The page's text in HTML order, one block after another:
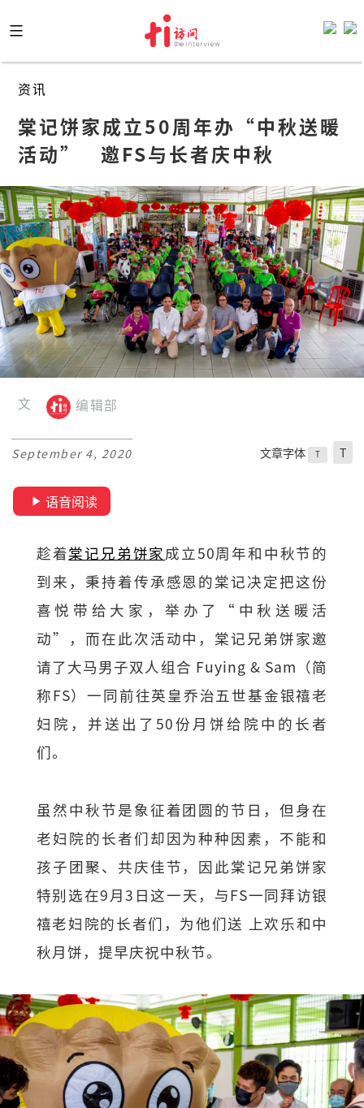
to
content
资讯
棠记饼家成立50周年办“中秋送暖
活动”   邀FS与长者庆中秋
文 编辑部
September 4, 2020 文章字体 T T
语音阅读
趁着棠记兄弟饼家成立50周年和中秋节的
到来，秉持着传承感恩的棠记决定把这份
喜悦带给大家，举办了“中秋送暖活
动”，而在此次活动中，棠记兄弟饼家邀
请了大马男子双人组合 Fuying & Sam（简
称FS）一同前往英皇乔治五世基金银禧老
妇院，并送出了50份月饼给院中的长者
们。
虽然中秋节是象征着团圆的节日，但身在
老妇院的长者们却因为种种因素，不能和
孩子团聚、共庆佳节，因此棠记兄弟饼家
特别选在9月3日这一天，与FS一同拜访银
禧老妇院的长者们，为他们送 上欢乐和中
秋月饼，提早庆祝中秋节。